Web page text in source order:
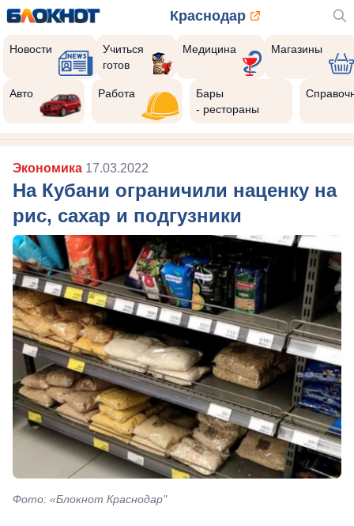
Краснодар
Новости
Учиться
готов
Медицина Магазины
Авто Работа
Бары
- рестораны
Экономика 17.03.2022
На Кубани ограничили наценку на
рис, сахар и подгузники
Фото: «Блокнот Краснодар"
Реклама закроется через: